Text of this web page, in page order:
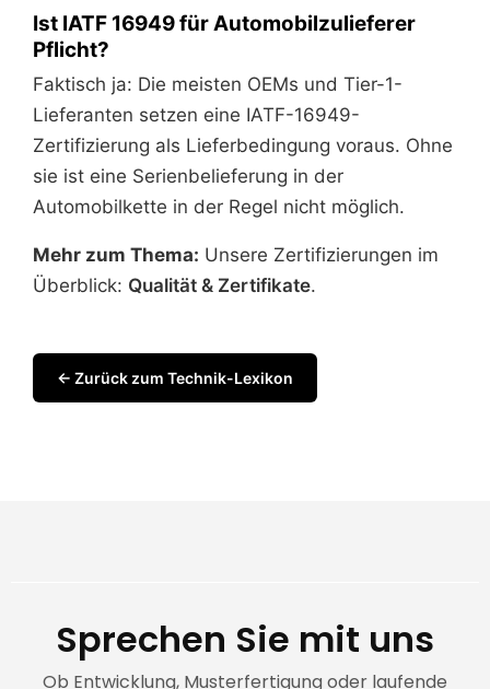
Ist IATF 16949 für Automobilzulieferer
Pflicht?
Faktisch ja: Die meisten OEMs und Tier-1-
Lieferanten setzen eine IATF-16949-
Zertifizierung als Lieferbedingung voraus. Ohne
sie ist eine Serienbelieferung in der
Automobilkette in der Regel nicht möglich.
Mehr zum Thema: Unsere Zertifizierungen im
Überblick: Qualität & Zertifikate.
← Zurück zum Technik-Lexikon
Sprechen Sie mit uns
Ob Entwicklung, Musterfertigung oder laufende